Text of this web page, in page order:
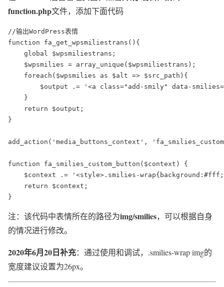
function.php文件，添加下面代码
//输出WordPress表情
function fa_get_wpsmiliestrans(){
    global $wpsmiliestrans;
    $wpsmilies = array_unique($wpsmiliestrans);
    foreach($wpsmilies as $alt => $src_path){
$output .= '<a class="add-smily" data-
    }
    return $output;
}
add_action('media_buttons_context',
function fa_smilies_custom_button($context) {
$context .= '<style>.smilies-
    return $context;
}
注：该代码中表情所在的路径为img/smilies，可以根据自身
的情况进行修改。
2020年6月20日补充：通过使用和调试，.smilies-wrap img的
宽度建议设置为26px。